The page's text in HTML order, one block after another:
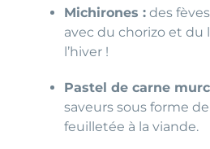
Michirones : des
avec du chorizo et du
l’hiver !
Pastel de carne
saveurs sous forme
feuilletée à la viande.